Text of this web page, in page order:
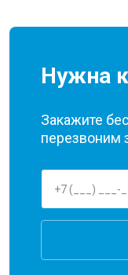
Нужна
Закажите
перезвоним